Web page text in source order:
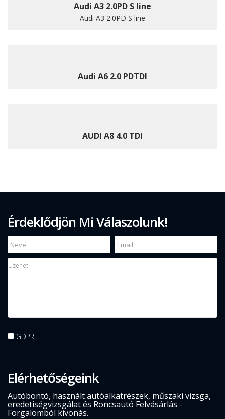
Audi A3 2.0PD S line
Audi A3 2.0PD S line
Audi A6 2.0 PDTDI
AUDI A8 4.0 TDI
Érdeklődjön Mi Válaszolunk!
GDPR
Elérhetőségeink
Autóbontó, használt autóalkatrészek, műszaki vizsga,
eredetiségvizsgálat és Roncsautó Felvásárlás -
Forgalomból kivonás.